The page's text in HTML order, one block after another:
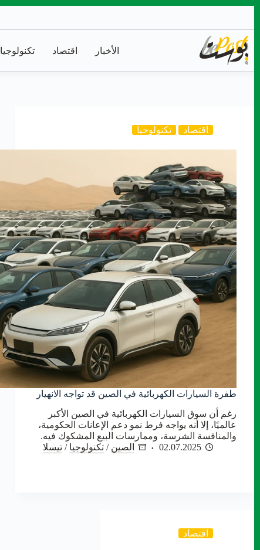
المحتوى
الأخبار
اقتصاد تكنولوجيا
اقتصاد تكنولوجيا
طفرة السيارات الكهربائية في الصين قد تواجه الانهيار
رغم أن سوق السيارات الكهربائية في الصين الأكبر
عالميًا، إلا أنه يواجه فرط نمو دعم الإعانات الحكومية،
والمنافسة الشرسة، وممارسات البيع المشكوك فيه.
02.07.2025
الصين / تكنولوجيا / تيسلا
اقتصاد